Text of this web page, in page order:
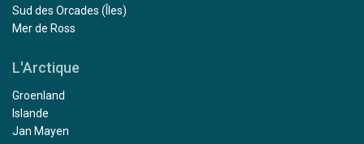
Sud des Orcades (Îles)
Mer de Ross
L'Arctique
Groenland
Islande
Jan Mayen